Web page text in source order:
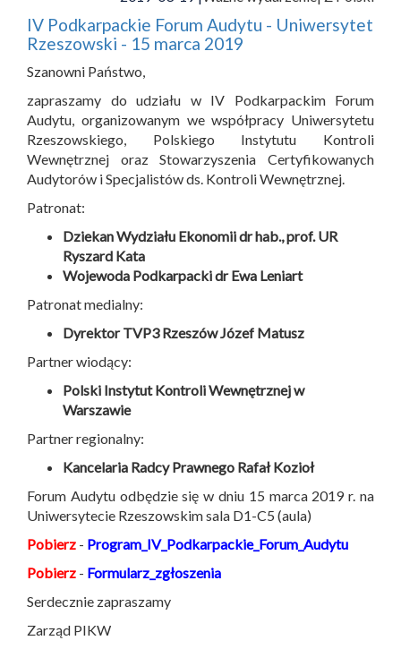
IV Podkarpackie Forum Audytu - Uniwersytet
Rzeszowski - 15 marca 2019
Szanowni Państwo,
zapraszamy do udziału w IV Podkarpackim Forum
Audytu, organizowanym we współpracy Uniwersytetu
Rzeszowskiego, Polskiego Instytutu Kontroli
Wewnętrznej oraz Stowarzyszenia Certyfikowanych
Audytorów i Specjalistów ds. Kontroli Wewnętrznej.
Patronat:
Dziekan Wydziału Ekonomii dr hab., prof. UR
Ryszard Kata
Wojewoda Podkarpacki dr Ewa Leniart
Patronat medialny:
Dyrektor TVP3 Rzeszów Józef Matusz
Partner wiodący:
Polski Instytut Kontroli Wewnętrznej w
Warszawie
Partner regionalny:
Kancelaria Radcy Prawnego Rafał Kozioł
Forum Audytu odbędzie się w dniu 15 marca 2019 r. na
Uniwersytecie Rzeszowskim sala D1-C5 (aula)
Pobierz - Program_IV_Podkarpackie_Forum_Audytu
Pobierz - Formularz_zgłoszenia
Serdecznie zapraszamy
Zarząd PIKW